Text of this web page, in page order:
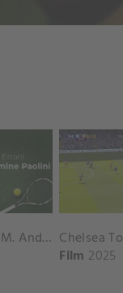
D. Shnaider and M. Andreeva vs. S. Errani and J. Paolini Match Highlights - ROME_Campo Centrale ( May 16, 2025)
Film 2025